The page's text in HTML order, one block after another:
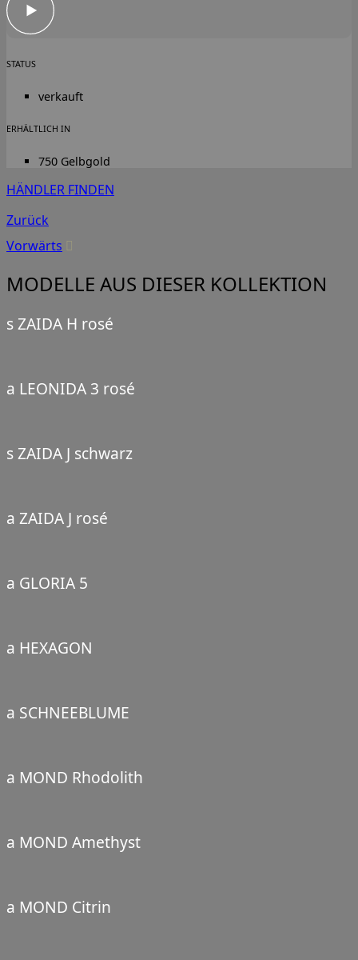
STATUS
verkauft
ERHÄLTLICH IN
750 Gelbgold
HÄNDLER FINDEN
Zurück
Vorwärts
MODELLE AUS DIESER KOLLEKTION
s ZAIDA H rosé
a LEONIDA 3 rosé
s ZAIDA J schwarz
a ZAIDA J rosé
a GLORIA 5
a HEXAGON
a SCHNEEBLUME
a MOND Rhodolith
a MOND Amethyst
a MOND Citrin